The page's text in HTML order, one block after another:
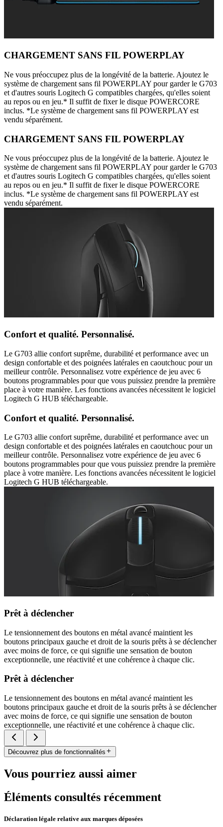
CHARGEMENT SANS FIL POWERPLAY
Ne vous préoccupez plus de la longévité de la batterie. Ajoutez le
système de chargement sans fil POWERPLAY pour garder le G703
et d'autres souris Logitech G compatibles chargées, qu'elles soient
au repos ou en jeu.* Il suffit de fixer le disque POWERCORE
inclus. *Le système de chargement sans fil POWERPLAY est
vendu séparément.
CHARGEMENT SANS FIL POWERPLAY
Ne vous préoccupez plus de la longévité de la batterie. Ajoutez le
système de chargement sans fil POWERPLAY pour garder le G703
et d'autres souris Logitech G compatibles chargées, qu'elles soient
au repos ou en jeu.* Il suffit de fixer le disque POWERCORE
inclus. *Le système de chargement sans fil POWERPLAY est
vendu séparément.
Confort et qualité. Personnalisé.
Le G703 allie confort suprême, durabilité et performance avec un
design confortable et des poignées latérales en caoutchouc pour un
meilleur contrôle. Personnalisez votre expérience de jeu avec 6
boutons programmables pour que vous puissiez prendre la première
place à votre manière. Les fonctions avancées nécessitent le logiciel
Logitech G HUB téléchargeable.
Confort et qualité. Personnalisé.
Le G703 allie confort suprême, durabilité et performance avec un
design confortable et des poignées latérales en caoutchouc pour un
meilleur contrôle. Personnalisez votre expérience de jeu avec 6
boutons programmables pour que vous puissiez prendre la première
place à votre manière. Les fonctions avancées nécessitent le logiciel
Logitech G HUB téléchargeable.
Prêt à déclencher
Le tensionnement des boutons en métal avancé maintient les
boutons principaux gauche et droit de la souris prêts à se déclencher
avec moins de force, ce qui signifie une sensation de bouton
exceptionnelle, une réactivité et une cohérence à chaque clic.
Prêt à déclencher
Le tensionnement des boutons en métal avancé maintient les
boutons principaux gauche et droit de la souris prêts à se déclencher
avec moins de force, ce qui signifie une sensation de bouton
exceptionnelle, une réactivité et une cohérence à chaque clic.
Découvrez plus de fonctionnalités
Vous pourriez aussi aimer
Éléments consultés récemment
Déclaration légale relative aux marques déposées